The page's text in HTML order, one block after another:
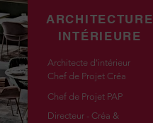
ARCHITECTURE
INTÉRIEURE
Architecte d'intérieur
Chef de Projet Créa
Chef de Projet PAP
Directeur - Créa &